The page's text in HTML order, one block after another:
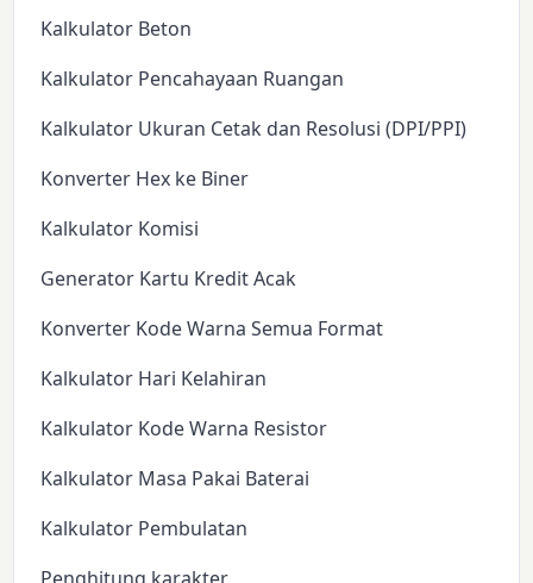
Kalkulator Beton
Kalkulator Pencahayaan Ruangan
Kalkulator Ukuran Cetak dan Resolusi (DPI/PPI)
Konverter Hex ke Biner
Kalkulator Komisi
Generator Kartu Kredit Acak
Konverter Kode Warna Semua Format
Kalkulator Hari Kelahiran
Kalkulator Kode Warna Resistor
Kalkulator Masa Pakai Baterai
Kalkulator Pembulatan